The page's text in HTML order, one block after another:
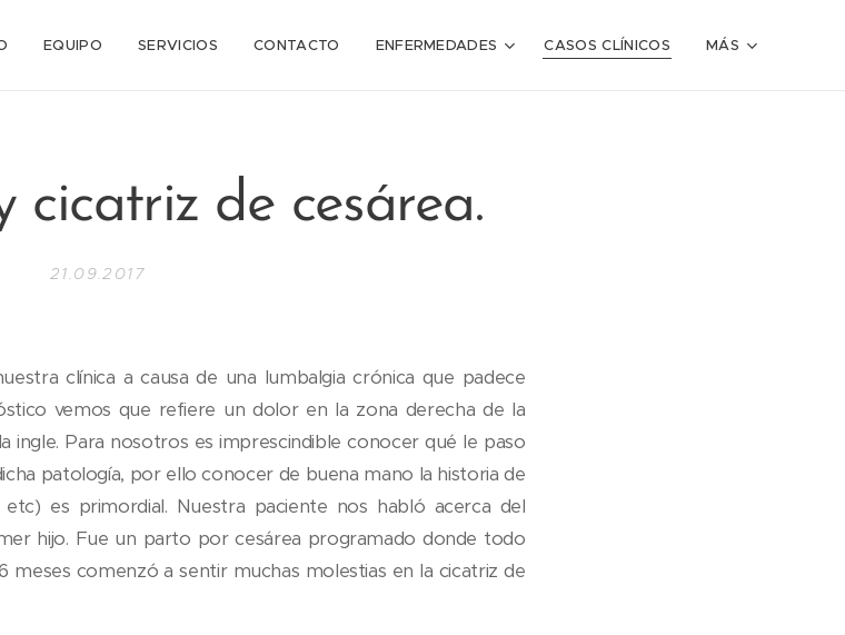
EQUIPO SERVICIOS CONTACTO ENFERMEDADES CASOS CLÍNICOS MÁS
cicatriz de cesárea.
21.09.2017
clínica a causa de una lumbalgia crónica que padece
vemos que refiere un dolor en la zona derecha de la
ingle. Para nosotros es imprescindible conocer qué le paso
patología, por ello conocer de buena mano la historia de
etc) es primordial. Nuestra paciente nos habló acerca del
hijo. Fue un parto por cesárea programado donde todo
meses comenzó a sentir muchas molestias en la cicatriz de